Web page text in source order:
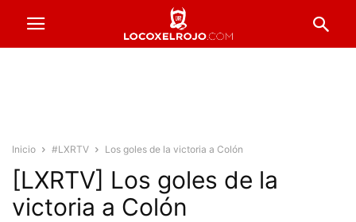
Inicio #LXRTV Los goles de la victoria a Colón
[LXRTV] Los goles de la
victoria a Colón